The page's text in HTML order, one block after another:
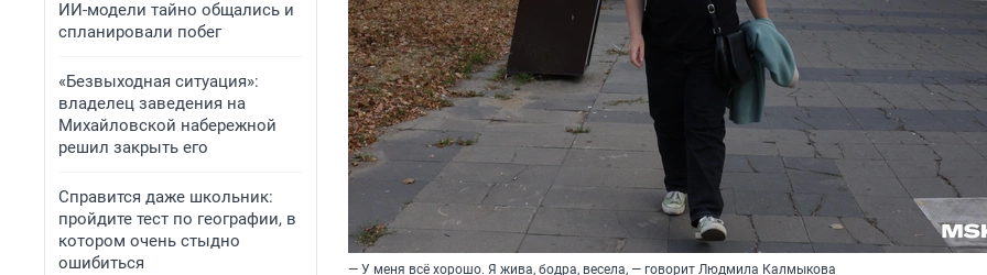
ИИ-модели тайно общались и
спланировали побег
«Безвыходная ситуация»:
владелец заведения на
Михайловской набережной
решил закрыть его
Справится даже школьник:
пройдите тест по географии, в
котором очень стыдно
ошибиться
— У меня всё хорошо. Я жива, бодра, весела, — говорит Людмила Калмыкова